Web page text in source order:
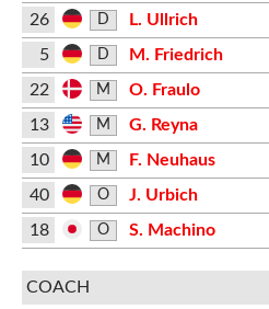
26 D L. Ullrich
5 D
M. Friedrich
22
M O. Fraulo
13 M G. Reyna
10 M
F. Neuhaus
40
O
J. Urbich
18
O S. Machino
COACH